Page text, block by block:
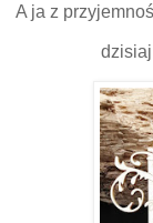
A ja z
dzisiaj